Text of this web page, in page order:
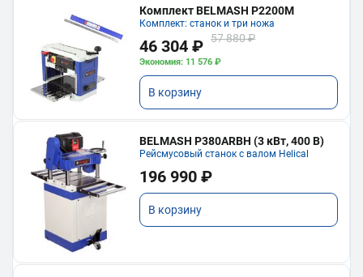
Комплект BELMASH P2200M
Комплект: станок и три ножа
46 304 ₽ 57 880 ₽
Экономия: 11 576 ₽
В корзину
BELMASH P380ARBH (3 кВт, 400 В)
Рейсмусовый станок с валом Helical
196 990 ₽
В корзину